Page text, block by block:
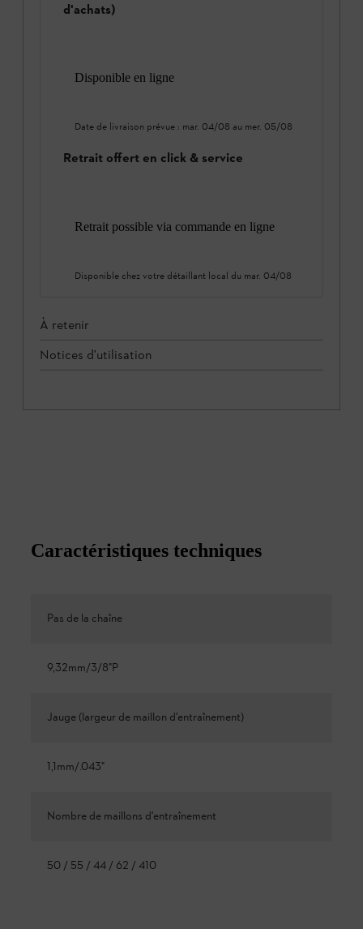
d'achats)
Disponible en ligne
Date de livraison prévue : mar. 04/08 au mer. 05/08
Retrait offert en click & service
Retrait possible via commande en ligne
Disponible chez votre détaillant local du mar. 04/08
À retenir
Notices d'utilisation
Caractéristiques techniques
Pas de la chaîne
9,32mm/3/8"P
Jauge (largeur de maillon d'entraînement)
1,1mm/.043"
Nombre de maillons d'entraînement
50 / 55 / 44 / 62 / 410